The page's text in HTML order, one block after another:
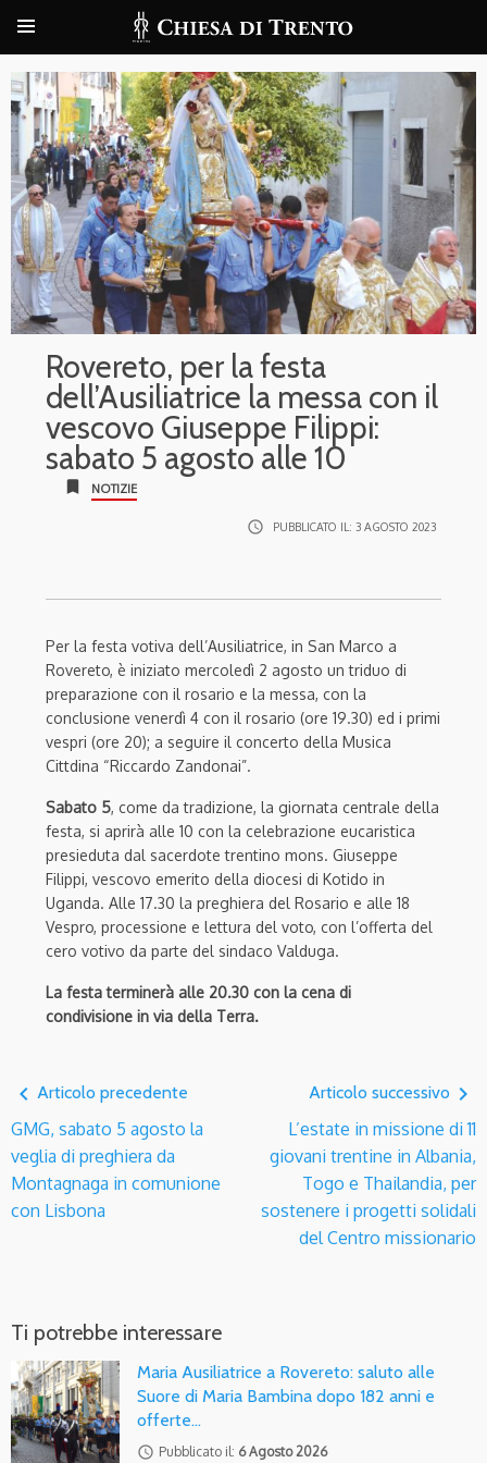
Rovereto, per la festa
dell’Ausiliatrice la messa con il
vescovo Giuseppe Filippi:
sabato 5 agosto alle 10
bookmark NOTIZIE
access_time PUBBLICATO IL: 3 AGOSTO 2023
Per la festa votiva dell’Ausiliatrice, in San Marco a
Rovereto, è iniziato mercoledì 2 agosto un triduo di
preparazione con il rosario e la messa, con la
conclusione venerdì 4 con il rosario (ore 19.30) ed i primi
vespri (ore 20); a seguire il concerto della Musica
Cittdina “Riccardo Zandonai”.
Sabato 5, come da tradizione, la giornata centrale della
festa, si aprirà alle 10 con la celebrazione eucaristica
presieduta dal sacerdote trentino mons. Giuseppe
Filippi, vescovo emerito della diocesi di Kotido in
Uganda. Alle 17.30 la preghiera del Rosario e alle 18
Vespro, processione e lettura del voto, con l’offerta del
cero votivo da parte del sindaco Valduga.
La festa terminerà alle 20.30 con la cena di
condivisione in via della Terra.
navigate_before Articolo precedente
GMG, sabato 5 agosto la
veglia di preghiera da
Montagnaga in comunione
con Lisbona
Articolo successivo navigate_next
L’estate in missione di 11
giovani trentine in Albania,
Togo e Thailandia, per
sostenere i progetti solidali
del Centro missionario
Ti potrebbe interessare
Maria Ausiliatrice a Rovereto: saluto alle
Suore di Maria Bambina dopo 182 anni e
offerte…
access_time Pubblicato il: 6 Agosto 2026